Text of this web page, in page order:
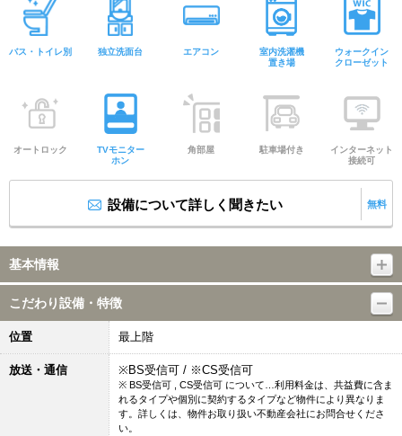
バス・トイレ別 独立洗面台 エアコン
室内洗濯機
置き場
ウォークイン
クローゼット
オートロック
TVモニター
ホン
角部屋 駐車場付き
インターネット
接続可
設備について詳しく聞きたい 無料
基本情報
こだわり設備・特徴
位置 最上階
放送・通信 ※BS受信可 / ※CS受信可
※ BS受信可 , CS受信可 について…利用料金は、共益費に含ま
れるタイプや個別に契約するタイプなど物件により異なりま
す。詳しくは、物件お取り扱い不動産会社にお問合せくださ
い。